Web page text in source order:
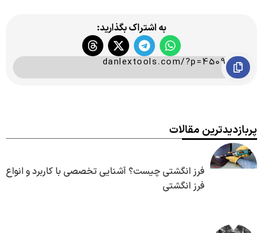
به اشتراک بگذارید:
danlextools.com/?p=4509
پربازدیدترین مقالات
فرز انگشتی چیست؟ آشنایی تخصصی با کاربرد و انواع
فرز انگشتی